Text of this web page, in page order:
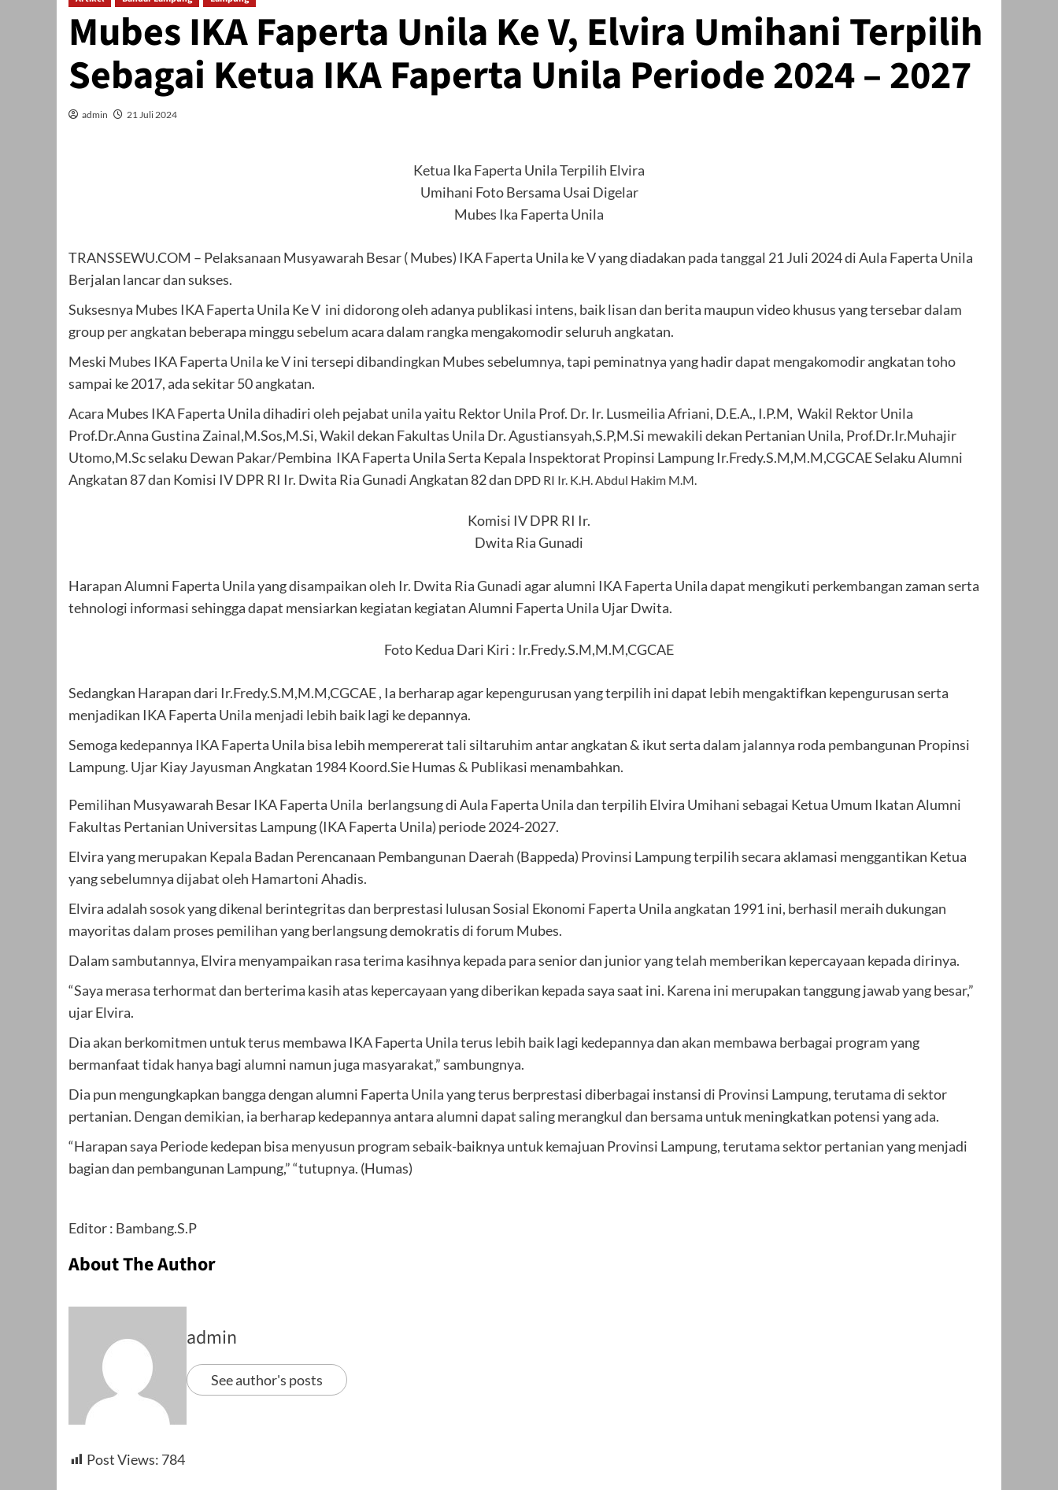
Mubes IKA Faperta Unila Ke V, Elvira Umihani Terpilih
Sebagai Ketua IKA Faperta Unila Periode 2024 – 2027
admin 21 Juli 2024
Ketua Ika Faperta Unila Terpilih Elvira
Umihani Foto Bersama Usai Digelar
Mubes Ika Faperta Unila
TRANSSEWU.COM – Pelaksanaan Musyawarah Besar ( Mubes) IKA Faperta Unila ke V yang diadakan pada tanggal 21 Juli 2024 di Aula Faperta Unila
Berjalan lancar dan sukses.
Suksesnya Mubes IKA Faperta Unila Ke V ini didorong oleh adanya publikasi intens, baik lisan dan berita maupun video khusus yang tersebar dalam
group per angkatan beberapa minggu sebelum acara dalam rangka mengakomodir seluruh angkatan.
Meski Mubes IKA Faperta Unila ke V ini tersepi dibandingkan Mubes sebelumnya, tapi peminatnya yang hadir dapat mengakomodir angkatan toho
sampai ke 2017, ada sekitar 50 angkatan.
Acara Mubes IKA Faperta Unila dihadiri oleh pejabat unila yaitu Rektor Unila Prof. Dr. Ir. Lusmeilia Afriani, D.E.A., I.P.M, Wakil Rektor Unila
Prof.Dr.Anna Gustina Zainal,M.Sos,M.Si, Wakil dekan Fakultas Unila Dr. Agustiansyah,S.P,M.Si mewakili dekan Pertanian Unila, Prof.Dr.Ir.Muhajir
Utomo,M.Sc selaku Dewan Pakar/Pembina IKA Faperta Unila Serta Kepala Inspektorat Propinsi Lampung Ir.Fredy.S.M,M.M,CGCAE Selaku Alumni
Angkatan 87 dan Komisi IV DPR RI Ir. Dwita Ria Gunadi Angkatan 82 dan DPD RI Ir. K.H. Abdul Hakim M.M.
Komisi IV DPR RI Ir.
Dwita Ria Gunadi
Harapan Alumni Faperta Unila yang disampaikan oleh Ir. Dwita Ria Gunadi agar alumni IKA Faperta Unila dapat mengikuti perkembangan zaman serta
tehnologi informasi sehingga dapat mensiarkan kegiatan kegiatan Alumni Faperta Unila Ujar Dwita.
Foto Kedua Dari Kiri : Ir.Fredy.S.M,M.M,CGCAE
Sedangkan Harapan dari Ir.Fredy.S.M,M.M,CGCAE , Ia berharap agar kepengurusan yang terpilih ini dapat lebih mengaktifkan kepengurusan serta
menjadikan IKA Faperta Unila menjadi lebih baik lagi ke depannya.
Semoga kedepannya IKA Faperta Unila bisa lebih mempererat tali siltaruhim antar angkatan & ikut serta dalam jalannya roda pembangunan Propinsi
Lampung. Ujar Kiay Jayusman Angkatan 1984 Koord.Sie Humas & Publikasi menambahkan.
Pemilihan Musyawarah Besar IKA Faperta Unila berlangsung di Aula Faperta Unila dan terpilih Elvira Umihani sebagai Ketua Umum Ikatan Alumni
Fakultas Pertanian Universitas Lampung (IKA Faperta Unila) periode 2024-2027.
Elvira yang merupakan Kepala Badan Perencanaan Pembangunan Daerah (Bappeda) Provinsi Lampung terpilih secara aklamasi menggantikan Ketua
yang sebelumnya dijabat oleh Hamartoni Ahadis.
Elvira adalah sosok yang dikenal berintegritas dan berprestasi lulusan Sosial Ekonomi Faperta Unila angkatan 1991 ini, berhasil meraih dukungan
mayoritas dalam proses pemilihan yang berlangsung demokratis di forum Mubes.
Dalam sambutannya, Elvira menyampaikan rasa terima kasihnya kepada para senior dan junior yang telah memberikan kepercayaan kepada dirinya.
“Saya merasa terhormat dan berterima kasih atas kepercayaan yang diberikan kepada saya saat ini. Karena ini merupakan tanggung jawab yang besar,”
ujar Elvira.
Dia akan berkomitmen untuk terus membawa IKA Faperta Unila terus lebih baik lagi kedepannya dan akan membawa berbagai program yang
bermanfaat tidak hanya bagi alumni namun juga masyarakat,” sambungnya.
Dia pun mengungkapkan bangga dengan alumni Faperta Unila yang terus berprestasi diberbagai instansi di Provinsi Lampung, terutama di sektor
pertanian. Dengan demikian, ia berharap kedepannya antara alumni dapat saling merangkul dan bersama untuk meningkatkan potensi yang ada.
“Harapan saya Periode kedepan bisa menyusun program sebaik-baiknya untuk kemajuan Provinsi Lampung, terutama sektor pertanian yang menjadi
bagian dan pembangunan Lampung,” “tutupnya. (Humas)
Editor : Bambang.S.P
About The Author
admin
See author's posts
Post Views: 784